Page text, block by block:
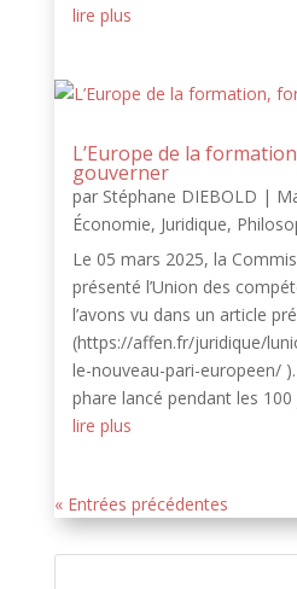
lire plus
L’Europe de la
gouverner
par Stéphane DIEBOLD |
Économie, Juridique,
Le 05 mars 2025, la
présenté l’Union des
l’avons vu dans un article
(https://affen.fr/juridique/
le-nouveau-pari-europeen/
phare lancé pendant les 100
lire plus
« Entrées précédentes